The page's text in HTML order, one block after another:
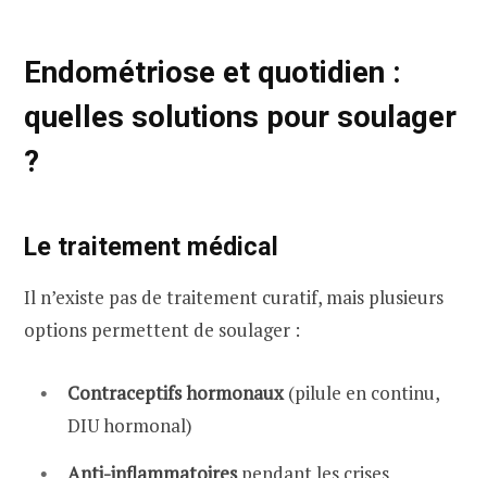
Endométriose et quotidien :
quelles solutions pour soulager
?
Le traitement médical
Il n’existe pas de traitement curatif, mais plusieurs
options permettent de soulager :
Contraceptifs hormonaux(pilule en continu,
DIU hormonal)
Anti-inflammatoirespendant les crises